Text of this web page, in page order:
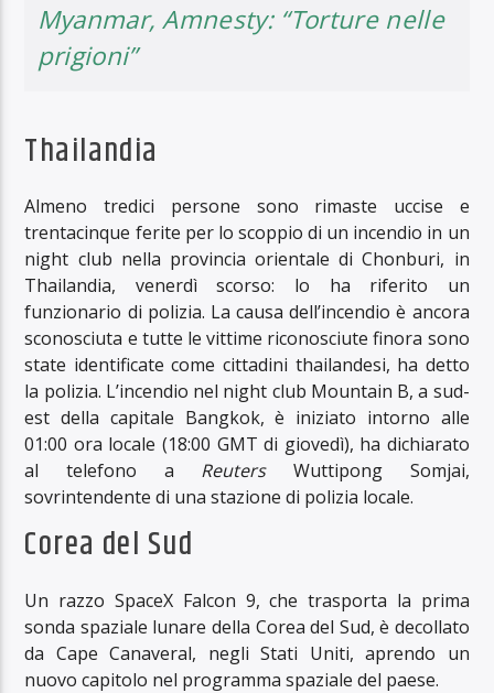
Myanmar, Amnesty: “Torture nelle
prigioni”
Thailandia
Almeno tredici persone sono rimaste uccise e
trentacinque ferite per lo scoppio di un incendio in un
night club nella provincia orientale di Chonburi, in
Thailandia, venerdì scorso: lo ha riferito un
funzionario di polizia. La causa dell’incendio è ancora
sconosciuta e tutte le vittime riconosciute finora sono
state identificate come cittadini thailandesi, ha detto
la polizia. L’incendio nel night club Mountain B, a sud-
est della capitale Bangkok, è iniziato intorno alle
01:00 ora locale (18:00 GMT di giovedì), ha dichiarato
al telefono a ReutersWuttipong Somjai,
sovrintendente di una stazione di polizia locale.
Corea del Sud
Un razzo SpaceX Falcon 9, che trasporta la prima
sonda spaziale lunare della Corea del Sud, è decollato
da Cape Canaveral, negli Stati Uniti, aprendo un
nuovo capitolo nel programma spaziale del paese.